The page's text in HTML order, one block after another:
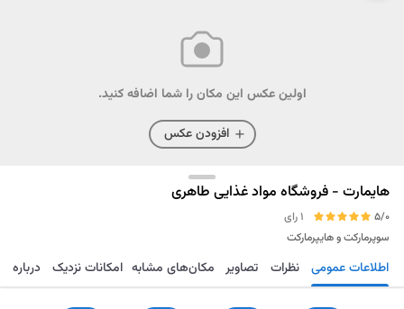
اولین عکس این مکان را شما اضافه کنید.
افزودن عکس
هایمارت - فروشگاه مواد غذایی طاهری
5/0
1 رای
سوپرمارکت و هایپرمارکت
مسیریابی ذخیره ارسال تماس اطلاعات عمومی نظرات تصاویر مکان‌های مشابه امکانات نزدیک درباره